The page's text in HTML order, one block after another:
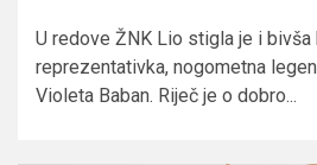
U redove ŽNK Lio stigla je i bivša
reprezentativka, nogometna
Violeta Baban. Riječ je o dobro...